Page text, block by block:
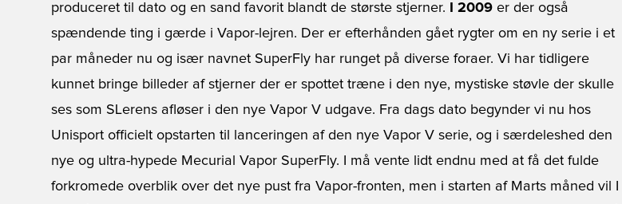
produceret til dato og en sand favorit blandt de største stjerner.
I 2009 er der også
spændende ting i gærde i Vapor-lejren. Der er efterhånden gået rygter om en ny serie i et
par måneder nu og især navnet SuperFly har runget på diverse foraer. Vi har tidligere
kunnet bringe billeder af stjerner der er spottet træne i den nye, mystiske støvle der skulle
ses som SLerens afløser i den nye Vapor V udgave. Fra dags dato begynder vi nu hos
Unisport officielt opstarten til lanceringen af den nye Vapor V serie, og i særdeleshed den
nye og ultra-hypede Mecurial Vapor SuperFly. I må vente lidt endnu med at få det fulde
forkromede overblik over det nye pust fra Vapor-fronten, men i starten af Marts måned vil I